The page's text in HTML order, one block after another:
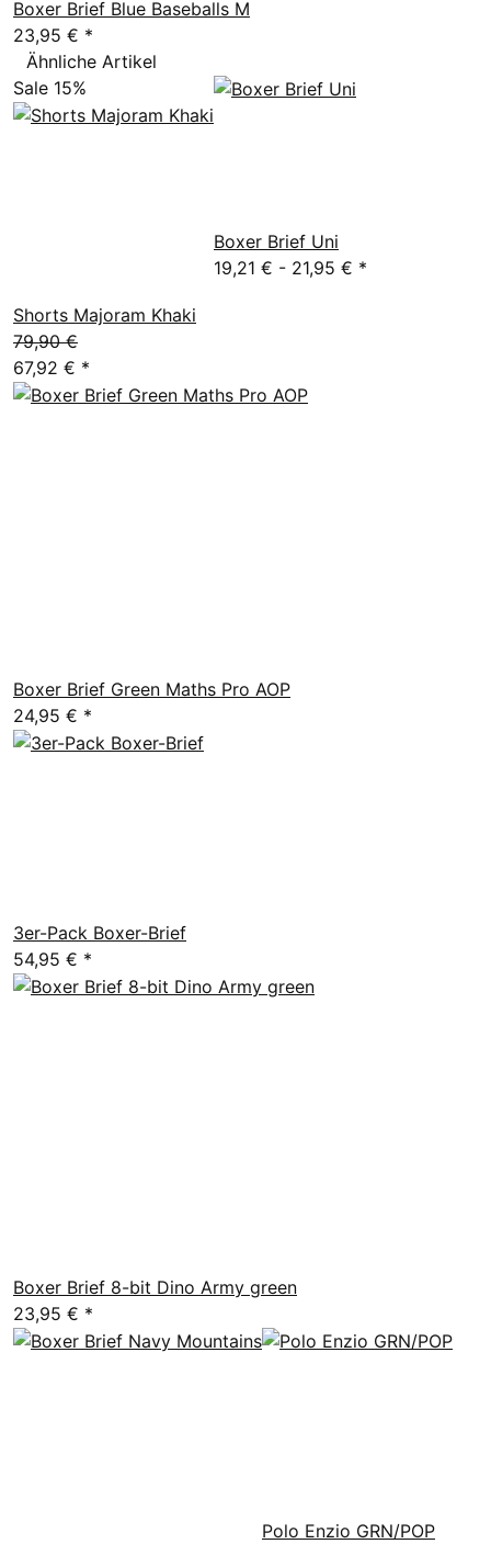
Boxer Brief Blue Baseballs M
23,95 € *
Ähnliche Artikel
Sale 15%
Shorts Majoram Khaki
79,90 €
67,92 € *
Boxer Brief Uni
19,21 € - 21,95 € *
Boxer Brief Green Maths Pro AOP
24,95 € *
3er-Pack Boxer-Brief
54,95 € *
Boxer Brief 8-bit Dino Army green
23,95 € *
Polo Enzio GRN/POP